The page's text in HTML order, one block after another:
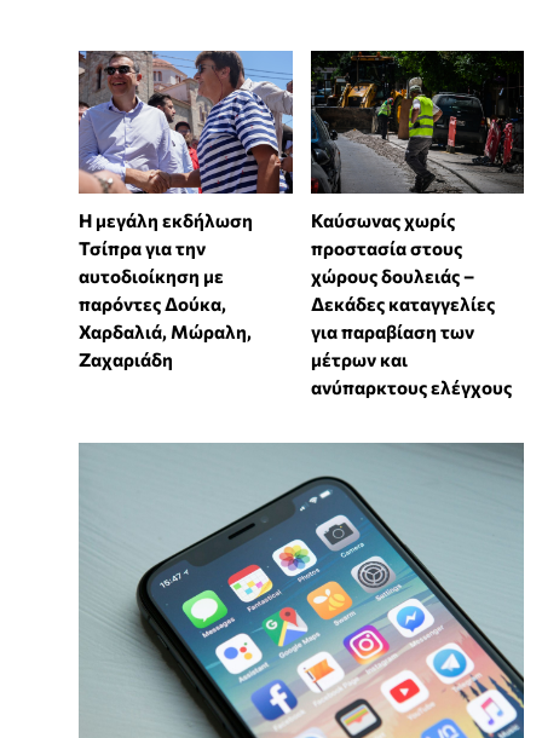
Η μεγάλη εκδήλωση
Τσίπρα για την
αυτοδιοίκηση με
παρόντες Δούκα,
Χαρδαλιά, Μώραλη,
Ζαχαριάδη
Καύσωνας χωρίς
προστασία στους
χώρους δουλειάς –
Δεκάδες καταγγελίες
για παραβίαση των
μέτρων και
ανύπαρκτους ελέγχους